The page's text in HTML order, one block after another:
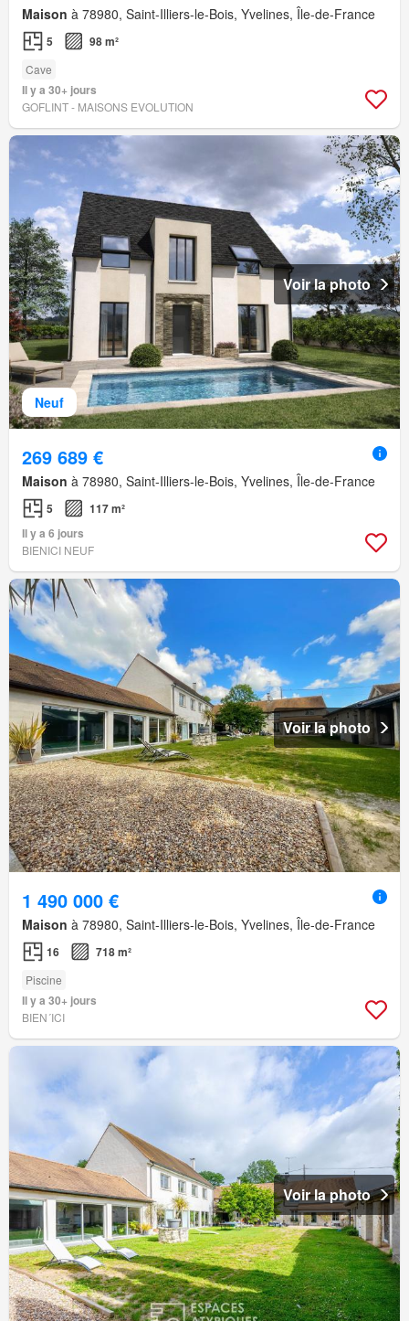
Maison à 78980, Saint-Illiers-le-Bois, Yvelines, Île-de-France
5 98 m²
Cave
Il y a 30+ jours
GOFLINT - MAISONS EVOLUTION
Neuf
Voir la photo
269 689 €
Maison à 78980, Saint-Illiers-le-Bois, Yvelines, Île-de-France
5
117 m²
Il y a 6 jours
BIENICI NEUF
Voir la photo
1 490 000 €
Maison à 78980, Saint-Illiers-le-Bois, Yvelines, Île-de-France
16 718 m²
Piscine
Il y a 30+ jours
BIEN´ICI
Voir la photo